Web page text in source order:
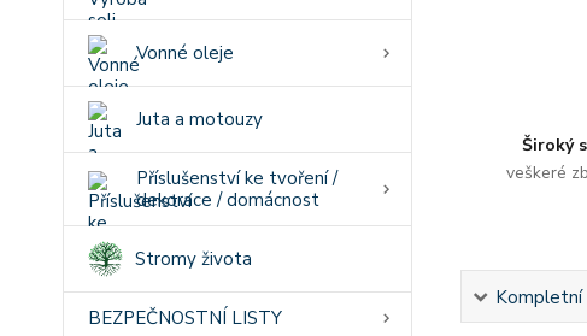
Vonné oleje
Juta a motouzy
Příslušenství ke tvoření /
dekorace / domácnost
Stromy života
BEZPEČNOSTNÍ LISTY
Široký
veškeré
Kompletní